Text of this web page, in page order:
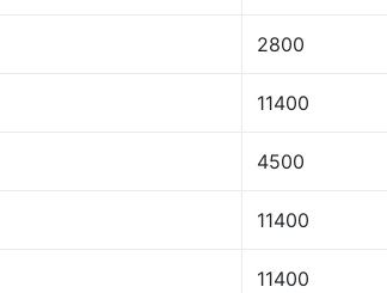
2800
11400
4500
11400
11400